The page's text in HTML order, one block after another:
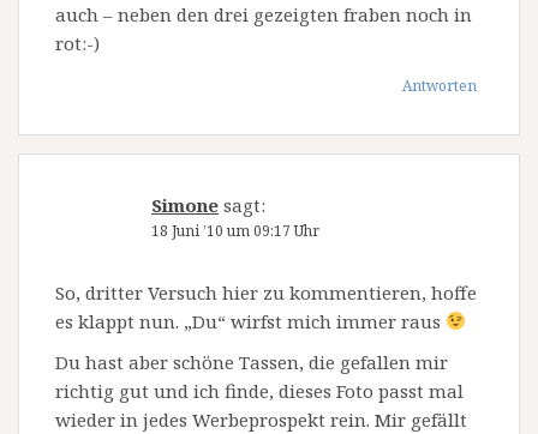
auch – neben den drei gezeigten fraben noch in
rot:-)
Antworten
Simone sagt:
18 Juni ’10 um 09:17 Uhr
So, dritter Versuch hier zu kommentieren, hoffe
es klappt nun. „Du“ wirfst mich immer raus
Du hast aber schöne Tassen, die gefallen mir
richtig gut und ich finde, dieses Foto passt mal
wieder in jedes Werbeprospekt rein. Mir gefällt